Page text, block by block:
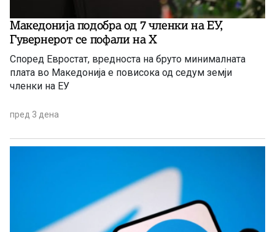
Македонија подобра од 7 членки на ЕУ,
Гувернерот се пофали на Х
Според Евростат, вредноста на бруто минималната
плата во Македонија е повисока од седум земји
членки на ЕУ
пред 3 дена